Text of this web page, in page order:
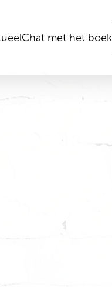
Chat met het boek